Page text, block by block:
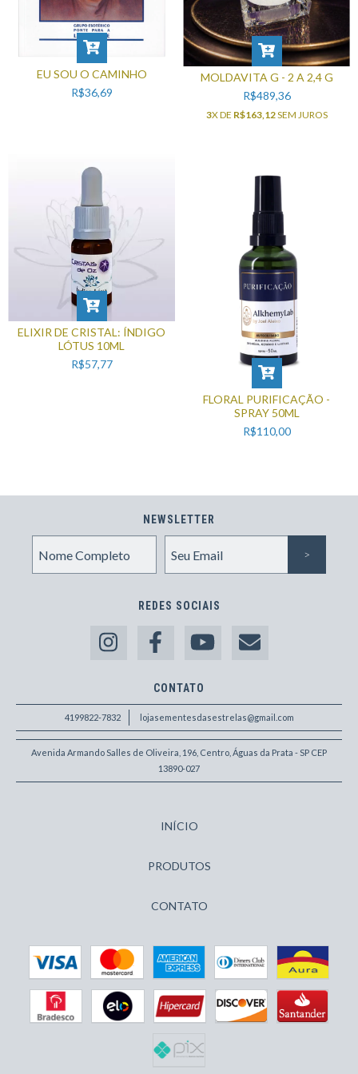
EU SOU O CAMINHO
R$36,69
MOLDAVITA G - 2 A 2,4 G
R$489,36
3X DE R$163,12SEM JUROS
ELIXIR DE CRISTAL: ÍNDIGO
LÓTUS 10ML
R$57,77
FLORAL PURIFICAÇÃO -
SPRAY 50ML
R$110,00
NEWSLETTER
REDES SOCIAIS
CONTATO
4199822-7832 lojasementesdasestrelas@gmail.com
Avenida Armando Salles de Oliveira, 196, Centro, Águas da Prata - SP CEP
13890-027
INÍCIO
PRODUTOS
CONTATO